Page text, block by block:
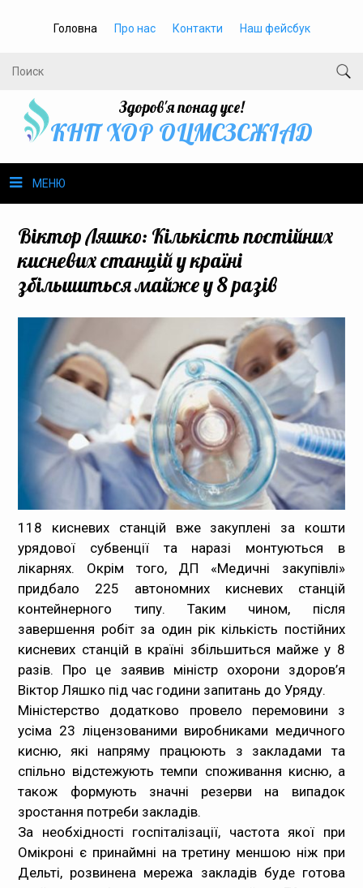
Головна Про нас Контакти Наш фейсбук
Здоров'я понад усе!
КНП ХОР ОЦМСЗСЖIАД
МЕНЮ
Громадське здоров’я
Громадянам
Медпрацівникам
Статистика
Документи
Контакти
Карта сайта
Віктор Ляшко: Кількість постійних
кисневих станцій у країні
збільшиться майже у 8 разів
118 кисневих станцій вже закуплені за кошти
урядової субвенції та наразі монтуються в
лікарнях. Окрім того, ДП «Медичні закупівлі»
придбало 225 автономних кисневих станцій
контейнерного типу. Таким чином, після
завершення робіт за один рік кількість постійних
кисневих станцій в країні збільшиться майже у 8
разів. Про це заявив міністр охорони здоров’я
Віктор Ляшко під час години запитань до Уряду.
Міністерство додатково провело перемовини з
усіма 23 ліцензованими виробниками медичного
кисню, які напряму працюють з закладами та
спільно відстежують темпи споживання кисню, а
також формують значні резерви на випадок
зростання потреби закладів.
За необхідності госпіталізації, частота якої при
Омікроні є принаймні на третину меншою ніж при
Дельті, розвинена мережа закладів буде готова